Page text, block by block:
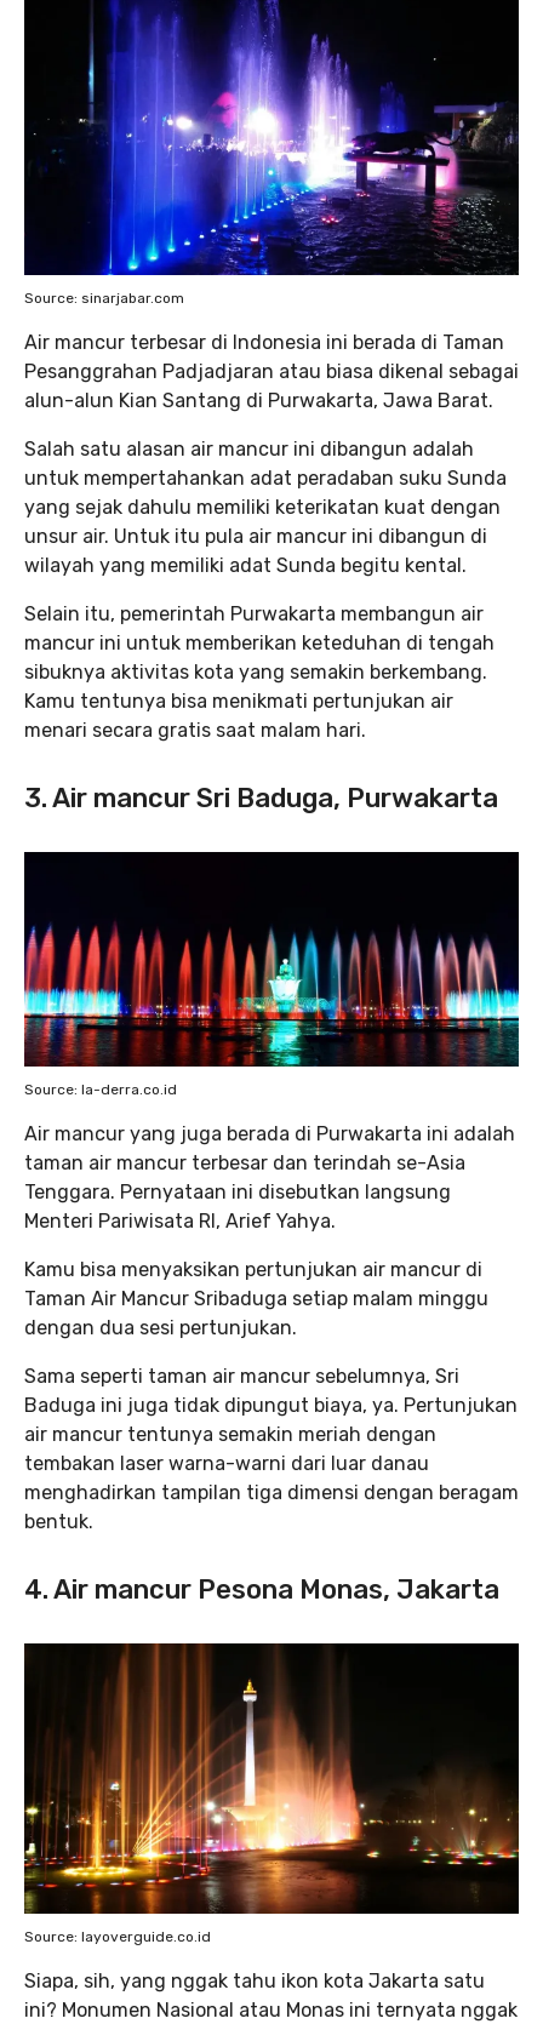
Source: sinarjabar.com
Air mancur terbesar di Indonesia ini berada di Taman
Pesanggrahan Padjadjaran atau biasa dikenal sebagai
alun-alun Kian Santang di Purwakarta, Jawa Barat.
Salah satu alasan air mancur ini dibangun adalah
untuk mempertahankan adat peradaban suku Sunda
yang sejak dahulu memiliki keterikatan kuat dengan
unsur air. Untuk itu pula air mancur ini dibangun di
wilayah yang memiliki adat Sunda begitu kental.
Selain itu, pemerintah Purwakarta membangun air
mancur ini untuk memberikan keteduhan di tengah
sibuknya aktivitas kota yang semakin berkembang.
Kamu tentunya bisa menikmati pertunjukan air
menari secara gratis saat malam hari.
3. Air mancur Sri Baduga, Purwakarta
Source: la-derra.co.id
Air mancur yang juga berada di Purwakarta ini adalah
taman air mancur terbesar dan terindah se-Asia
Tenggara. Pernyataan ini disebutkan langsung
Menteri Pariwisata RI, Arief Yahya.
Kamu bisa menyaksikan pertunjukan air mancur di
Taman Air ‎Mancur Sribaduga setiap malam minggu
dengan dua sesi pertunjukan.
Sama seperti taman air mancur sebelumnya, Sri
Baduga ini juga tidak dipungut biaya, ya. Pertunjukan
air mancur tentunya semakin meriah dengan
tembakan laser warna-warni dari luar danau
menghadirkan tampilan tiga dimensi dengan beragam
bentuk.
4. Air mancur Pesona Monas, Jakarta
Source: layoverguide.co.id
Siapa, sih, yang nggak tahu ikon kota Jakarta satu
ini? Monumen Nasional atau Monas ini ternyata nggak